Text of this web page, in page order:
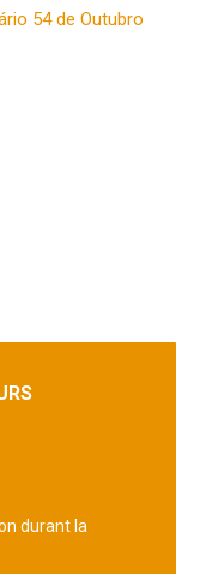
54 de Outubro
durant la